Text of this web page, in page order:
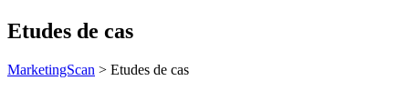
Etudes de cas
MarketingScan > Etudes de cas